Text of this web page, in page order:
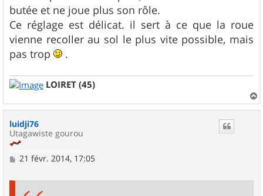
butée et ne joue plus son rôle.
Ce réglage est délicat. il sert à ce que la roue
vienne recoller au sol le plus vite possible, mais
pas trop
.
LOIRET (45)
a
luidji76
Utagawiste gourou
M
21 févr. 2014, 17:05